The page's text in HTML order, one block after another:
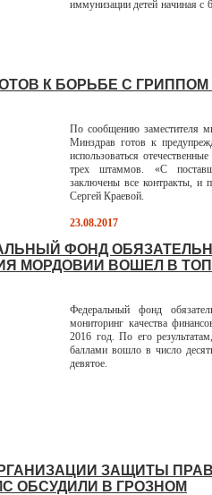
иммунизации детей начиная с
К БОРЬБЕ С ГРИППОМ
По сообщению заместителя
Минздрав готов к
использоваться
трех штаммов. «С
заключены все контракты, и
Сергей Краевой.
23.08.2017
ФОНД
МОРДОВИИ ВОШЕЛ В ТОП
Федеральный фонд
мониторинг качества
2016 год. По его
баллами вошло в число
девятое.
ЗАЩИТЫ
ОБСУДИЛИ В ГРОЗНОМ